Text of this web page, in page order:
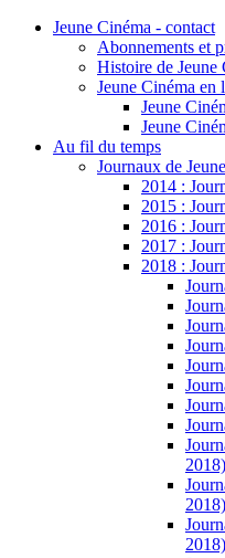
Jeune Cinéma - contact
Abonnements et
Histoire de Jeune
Jeune Cinéma en
Jeune
Jeune
Au fil du temps
Journaux de
2014 :
2015 :
2016 :
2017 :
2018 :